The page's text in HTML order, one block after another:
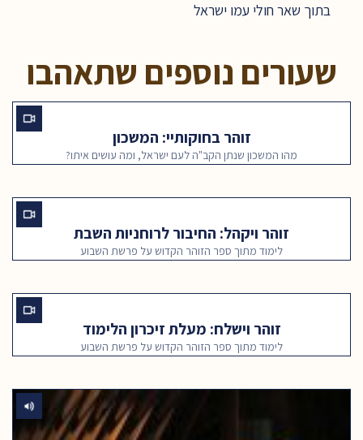
בתוך שאר חולי עמו ישראל
שעורים נוספים שתאהבו
זוהר בחוקותיי: המשכון
מהו המשכון שנתן הקב"ה לעם ישראל, ומה עושים איתו?
זוהר ויקהל: החיבור לרוחניות השבת
לימוד מתוך ספר הזוהר הקדוש על פרשת השבוע
זוהר וישלח: מעלת זיכרון הלימוד
לימוד מתוך ספר הזוהר הקדוש על פרשת השבוע